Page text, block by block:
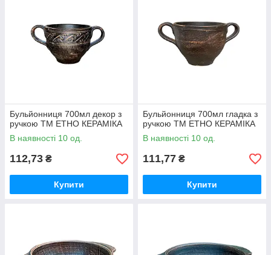
Бульйонниця 700мл декор з
ручкою ТМ ЕТНО КЕРАМІКА
В наявності 10 од.
112,73 ₴
Купити
Бульйонниця 700мл гладка з
ручкою ТМ ЕТНО КЕРАМІКА
В наявності 10 од.
111,77 ₴
Купити